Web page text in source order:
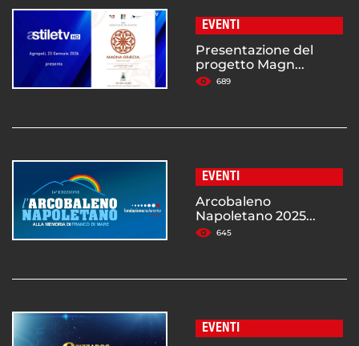
EVENTI
Presentazione del
progetto Magn...
689
EVENTI
Arcobaleno
Napoletano 2025...
645
EVENTI